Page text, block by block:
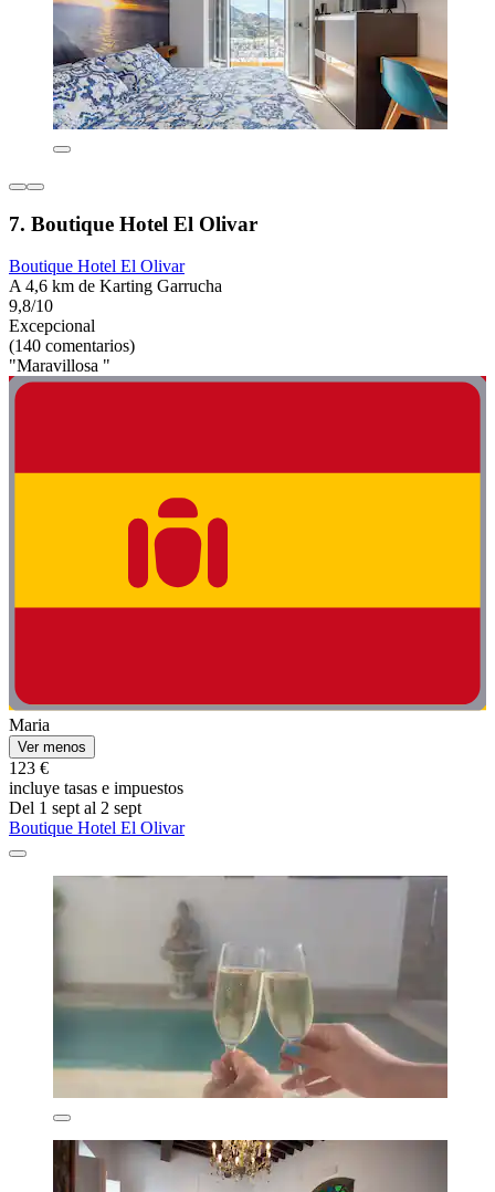
7. Boutique Hotel El Olivar
Boutique Hotel El Olivar
A 4,6 km de Karting Garrucha
9,8/10
Excepcional
(140 comentarios)
"Maravillosa "
Maria
Ver menos
123 €
incluye tasas e impuestos
Del 1 sept al 2 sept
Boutique Hotel El Olivar